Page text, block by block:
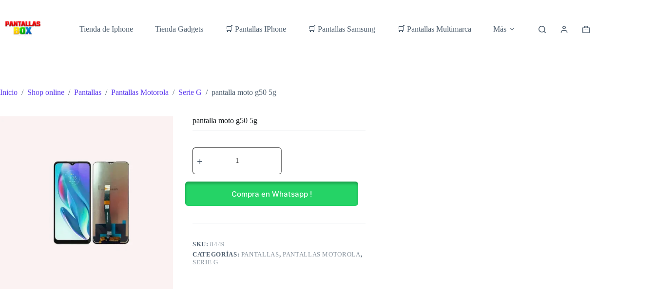
contenido
Tienda de Iphone
Tienda Gadgets 🛒 Pantallas IPhone 🛒 Pantallas Samsung 🛒 Pantallas Multimarca Más
Carro
Inicio / Shop online / Pantallas / Pantallas Motorola / Serie G / pantalla moto g50 5g
pantalla moto g50 5g
pantalla
moto
5g
cantidad
Compra en Whatsapp !
SKU:8449
CATEGORÍAS: PANTALLAS, PANTALLAS MOTOROLA,
SERIE G